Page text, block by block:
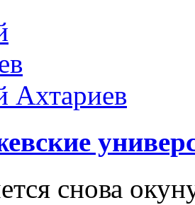
Ахтариев
снова